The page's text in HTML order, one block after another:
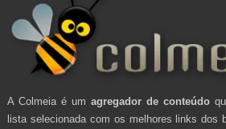
A Colmeia é um agregador de conteúdo
lista selecionada com os melhores links dos